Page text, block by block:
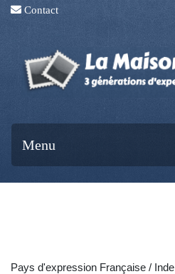
Contact
Menu
Pays d'expression Française / Inde